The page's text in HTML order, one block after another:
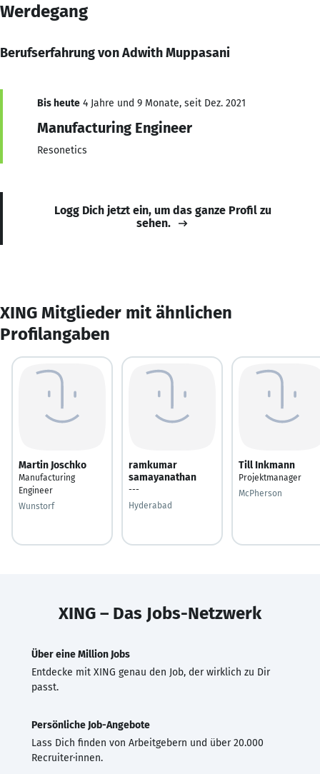
Werdegang
Berufserfahrung von Adwith Muppasani
Bis heute 4 Jahre und 9 Monate, seit Dez. 2021
Manufacturing Engineer
Resonetics
Logg Dich jetzt ein, um das ganze Profil zu
sehen.
XING Mitglieder mit ähnlichen
Profilangaben
Martin Joschko
Manufacturing
Engineer
Wunstorf
ramkumar
samayanathan
---
Hyderabad
Till Inkmann
Projektmanager
McPherson
XING – Das Jobs-Netzwerk
Über eine Million Jobs
Entdecke mit XING genau den Job, der wirklich zu Dir
passt.
Persönliche Job-Angebote
Lass Dich finden von Arbeitgebern und über 20.000
Recruiter·innen.